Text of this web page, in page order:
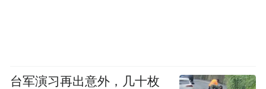
台军演习再出意外，几十枚